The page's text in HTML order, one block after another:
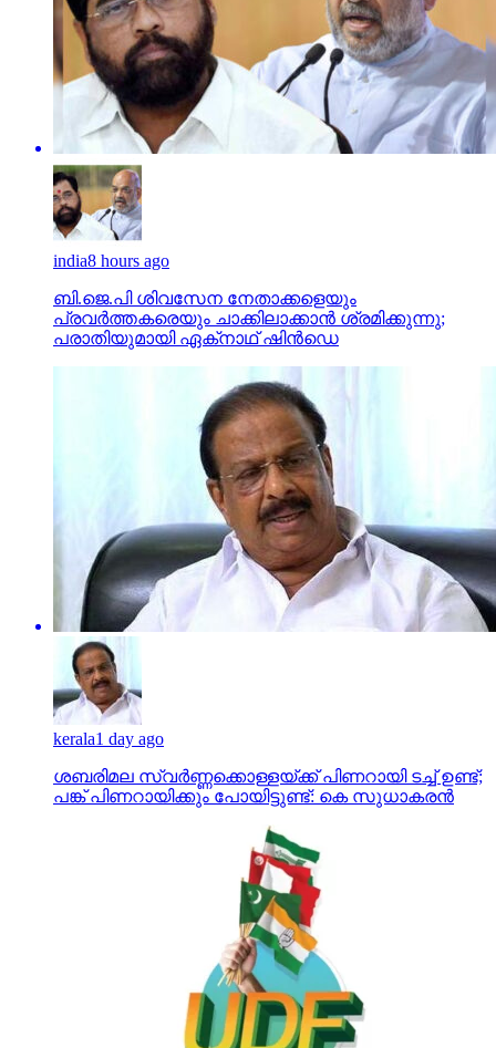
india8 hours ago
ബി.ജെ.പി ശിവസേന നേതാക്കളെയും
പ്രവര്‍ത്തകരെയും ചാക്കിലാക്കാന്‍ ശ്രമിക്കുന്നു;
പരാതിയുമായി ഏക്‌നാഥ് ഷിന്‍ഡെ
kerala1 day ago
ശബരിമല സ്വര്‍ണ്ണക്കൊള്ളയ്ക്ക് പിണറായി ടച്ച് ഉണ്ട്;
പങ്ക് പിണറായിക്കും പോയിട്ടുണ്ട്: കെ സുധാകരന്‍